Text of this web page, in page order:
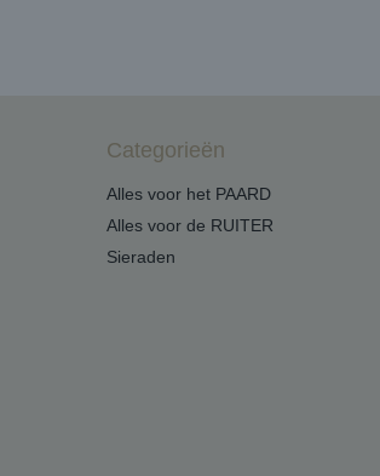
Categorieën
Alles voor het PAARD
Alles voor de RUITER
Sieraden